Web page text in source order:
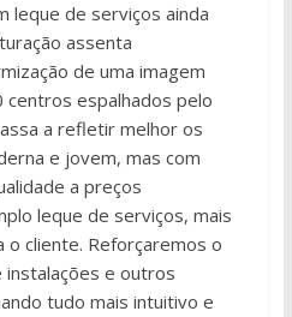
leque de serviços ainda
assenta
de uma imagem
centros espalhados pelo
a refletir melhor os
e jovem, mas com
a preços
leque de serviços, mais
cliente. Reforçaremos o
e outros
tudo mais intuitivo e